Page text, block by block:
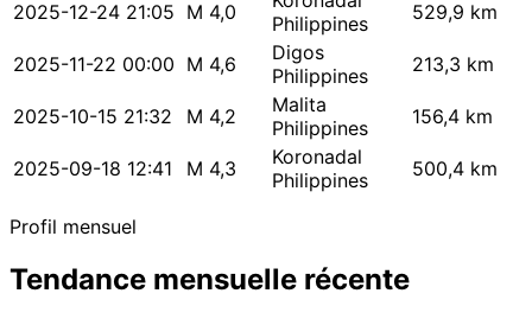
2025-12-24 21:05 M 4,0
Philippines
529,9 km
2025-11-22 00:00 M 4,6
Digos
Philippines
213,3 km
2025-10-15 21:32 M 4,2
Malita
Philippines
156,4 km
2025-09-18 12:41 M 4,3
Koronadal
Philippines
500,4 km
Profil mensuel
Tendance mensuelle récente